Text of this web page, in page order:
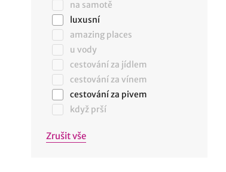
na samotě
luxusní
amazing places
u vody
cestování za jídlem
cestování za vínem
cestování za pivem
když prší
Zrušit vše